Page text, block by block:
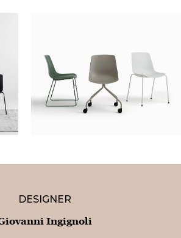
DESIGNER
Ingignoli